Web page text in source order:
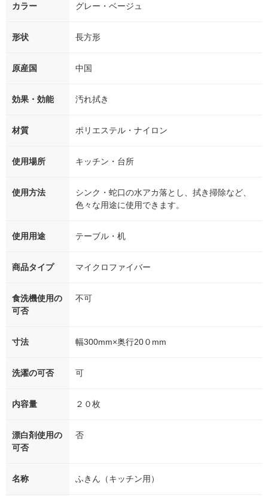
カラー グレー・ベージュ
形状 長方形
原産国 中国
効果・効能 汚れ拭き
材質 ポリエステル・ナイロン
使用場所 キッチン・台所
使用方法
シンク・蛇口の水アカ落とし、拭き掃除など、
色々な用途に使用できます。
使用用途 テーブル・机
商品タイプ マイクロファイバー
食洗機使用の
可否
不可
寸法 幅300mm×奥行20０mm
洗濯の可否 可
内容量 ２０枚
漂白剤使用の
可否
否
名称 ふきん（キッチン用）